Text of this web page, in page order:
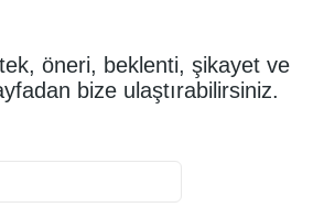
Video
Galeri
İletişim
Çerez
Politikası
öneri, beklenti, şikayet ve
bize ulaştırabilirsiniz.